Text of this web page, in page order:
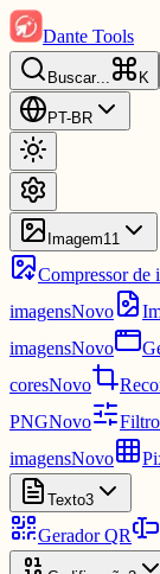
Dante Tools
Buscar... K
PT-BR
Imagem11
Compressor de
imagensNovo
imagensNovo
coresNovo
PNGNovo
imagensNovo
Texto3
Gerador QR